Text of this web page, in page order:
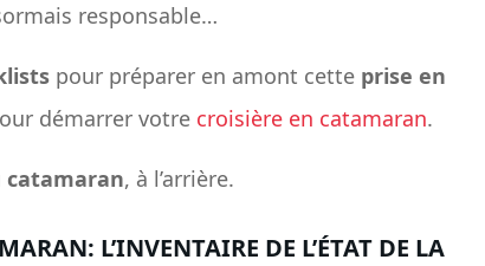
responsable…
pour préparer en amont cette prise en
démarrer votre croisière en catamaran.
catamaran, à l’arrière.
L’INVENTAIRE DE L’ÉTAT DE LA